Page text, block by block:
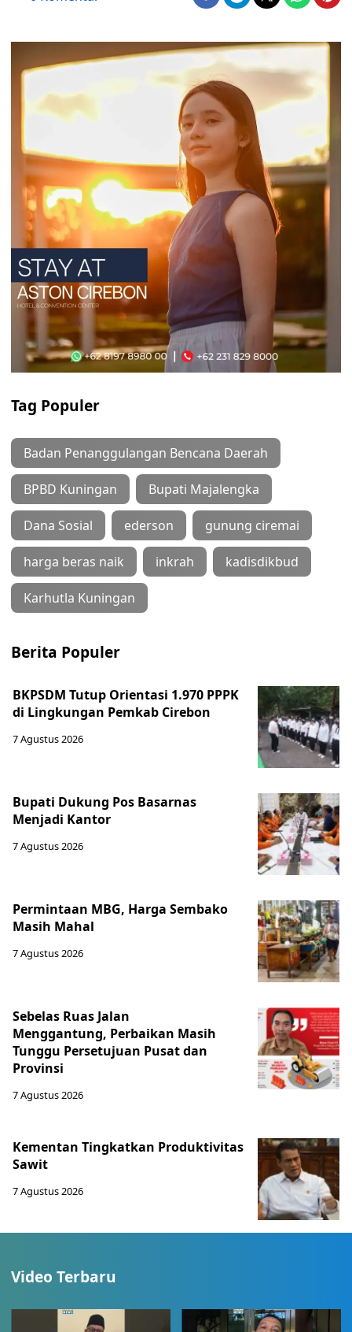
Tag Populer
Badan Penanggulangan Bencana Daerah
BPBD Kuningan Bupati Majalengka
Dana Sosial ederson gunung ciremai
harga beras naik inkrah kadisdikbud
Karhutla Kuningan
Berita Populer
BKPSDM Tutup Orientasi 1.970 PPPK
di Lingkungan Pemkab Cirebon
7 Agustus 2026
Bupati Dukung Pos Basarnas
Menjadi Kantor
7 Agustus 2026
Permintaan MBG, Harga Sembako
Masih Mahal
7 Agustus 2026
Sebelas Ruas Jalan
Menggantung, Perbaikan Masih
Tunggu Persetujuan Pusat dan
Provinsi
7 Agustus 2026
Kementan Tingkatkan Produktivitas
Sawit
7 Agustus 2026
Video Terbaru